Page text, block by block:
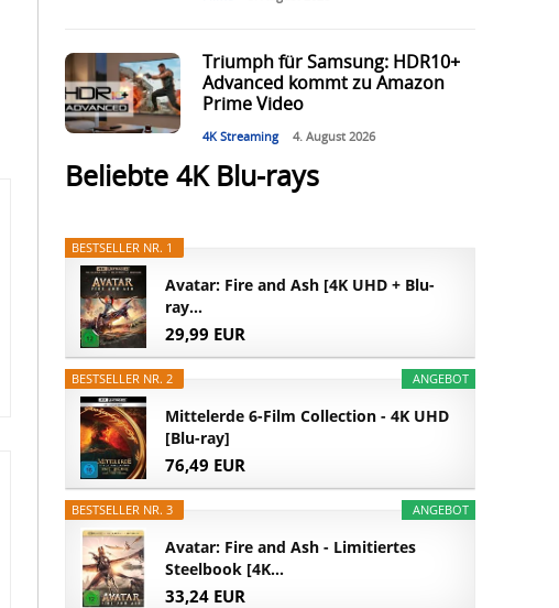
Triumph für Samsung: HDR10+
Advanced kommt zu Amazon
Prime Video
4K Streaming 4. August 2026
Beliebte 4K Blu-rays
BESTSELLER NR. 1
Avatar: Fire and Ash [4K UHD + Blu-
ray...
29,99 EUR
ANGEBOT
BESTSELLER NR. 2
Mittelerde 6-Film Collection - 4K UHD
[Blu-ray]
76,49 EUR
ANGEBOT
BESTSELLER NR. 3
Avatar: Fire and Ash - Limitiertes
Steelbook [4K...
33,24 EUR